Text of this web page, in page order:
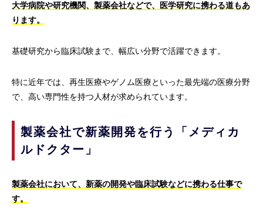
大学病院や研究機関、製薬会社などで、医学研究に携わる道もあ
ります。
基礎研究から臨床試験まで、幅広い分野で活躍できます。
特に近年では、再生医療やゲノム医療といった最先端の医療分野
で、高い専門性を持つ人材が求められています。
製薬会社で新薬開発を行う「メディカ
ルドクター」
製薬会社において、新薬の開発や臨床試験などに携わる仕事で
す。